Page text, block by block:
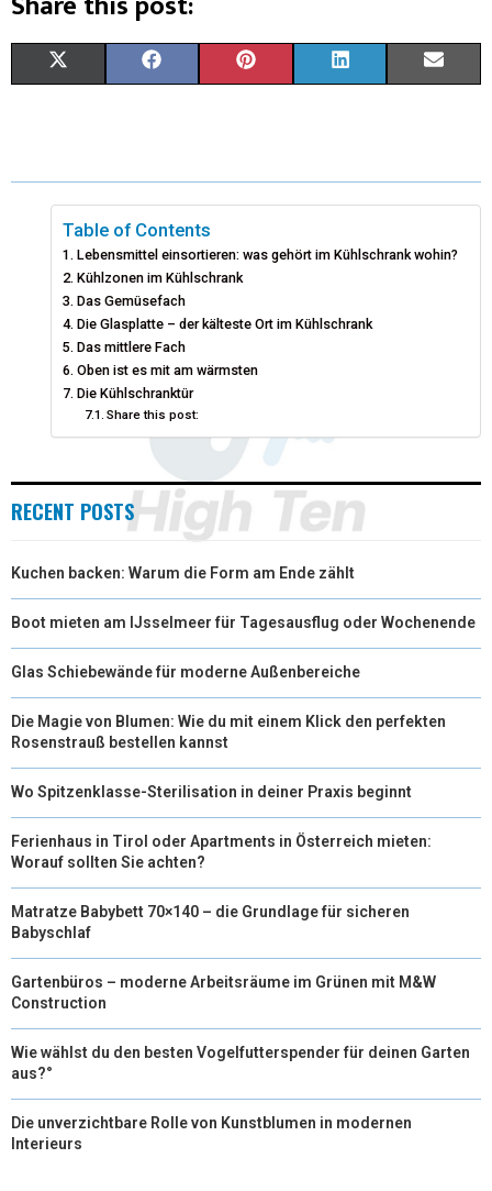
W
T
T
E
R
E
B
O
O
K
T
R
K
D
I
Table of Contents
Lebensmittel einsortieren: was gehört im Kühlschrank wohin?
Kühlzonen im Kühlschrank
Das Gemüsefach
Die Glasplatte – der kälteste Ort im Kühlschrank
Das mittlere Fach
Oben ist es mit am wärmsten
Die Kühlschranktür
Share this post:
RECENT POSTS
Kuchen backen: Warum die Form am Ende zählt
Boot mieten am IJsselmeer für Tagesausflug oder Wochenende
Glas Schiebewände für moderne Außenbereiche
Die Magie von Blumen: Wie du mit einem Klick den perfekten
Rosenstrauß bestellen kannst
Wo Spitzenklasse-Sterilisation in deiner Praxis beginnt
Ferienhaus in Tirol oder Apartments in Österreich mieten:
Worauf sollten Sie achten?
Matratze Babybett 70×140 – die Grundlage für sicheren
Babyschlaf
Gartenbüros – moderne Arbeitsräume im Grünen mit M&W
Construction
Wie wählst du den besten Vogelfutterspender für deinen Garten
aus?°
Die unverzichtbare Rolle von Kunstblumen in modernen
Interieurs